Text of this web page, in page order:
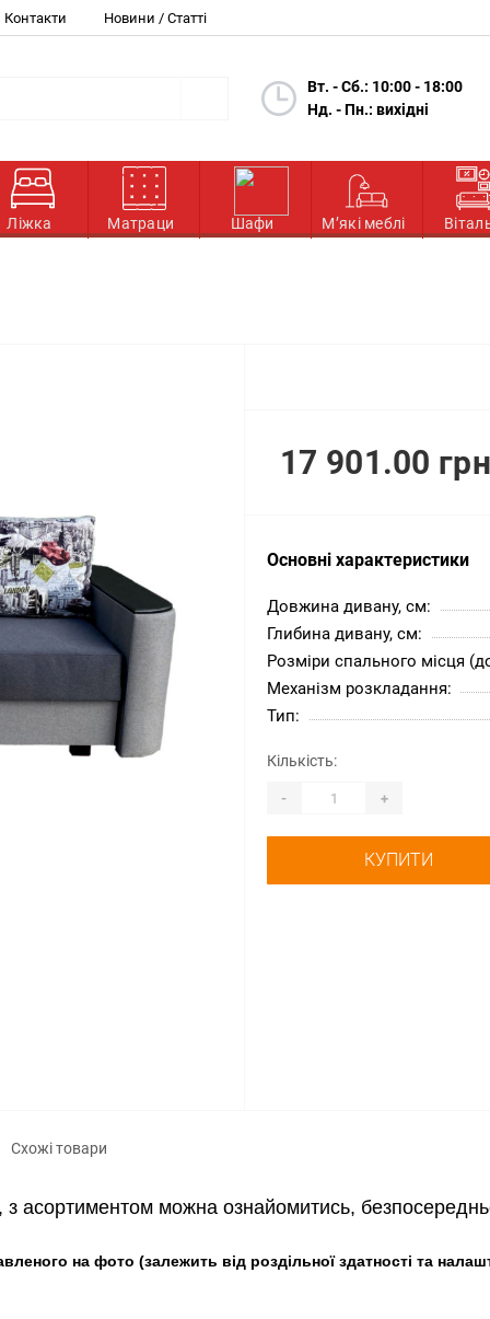
Контакти Новини / Статті
Вт. - Сб.: 10:00 - 18:00
Нд. - Пн.: вихідні
Ліжка Матраци Шафи М’які меблі
17 901.00
Основні характеристики
Довжина дивану, см:
Глибина дивану, см:
Розміри спального місця
Механізм розкладання:
Тип:
Кількість:
- +
КУПИТИ
Схожі товари
з асортиментом можна ознайомитись,
на фото (залежить від роздільної здатності та